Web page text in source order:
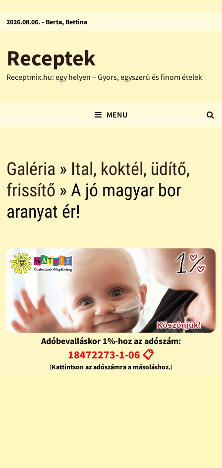
2026.08.06. - Berta, Bettina
Receptek
Receptmix.hu: egy helyen – Gyors, egyszerű és finom ételek
MENU
Galéria » Ital, koktél, üdítő,
frissítő » A jó magyar bor
aranyat ér!
Adóbevalláskor 1%-hoz az adószám:
18472273-1-06 📋
(Kattintson az adószámra a másoláshoz.)